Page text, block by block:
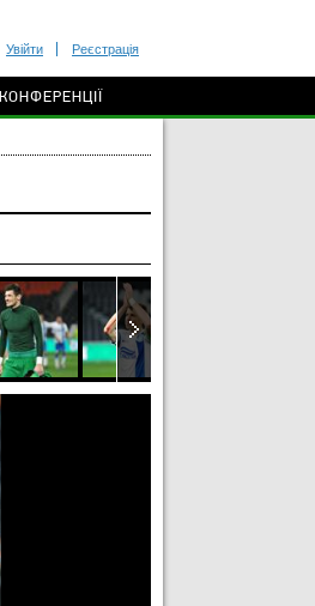
Увійти Реєстрація
КОНФЕРЕНЦІЇ